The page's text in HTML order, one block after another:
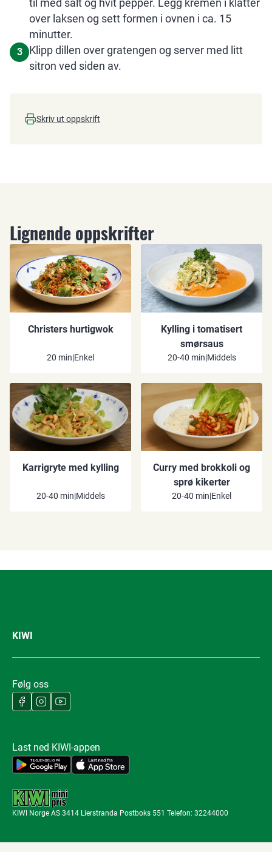
til med salt og hvit pepper. Legg kremen i klatter
over laksen og sett formen i ovnen i ca. 15
minutter.
3
Klipp dillen over gratengen og server med litt
sitron ved siden av.
Skriv ut oppskrift
Lignende oppskrifter
Christers hurtigwok
20 min|Enkel
Kylling i tomatisert
smørsaus
20-40 min|Middels
Karrigryte med kylling
20-40 min|Middels
Curry med brokkoli og
sprø kikerter
20-40 min|Enkel
KIWI
Følg oss
Last ned KIWI-appen
KIWI Norge AS 3414 Lierstranda Postboks 551 Telefon: 32244000